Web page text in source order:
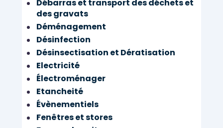
Débarras et transport des déchets et
des gravats
Déménagement
Désinfection
Désinsectisation et Dératisation
Electricité
Électroménager
Etancheité
Évènementiels
Fenêtres et stores